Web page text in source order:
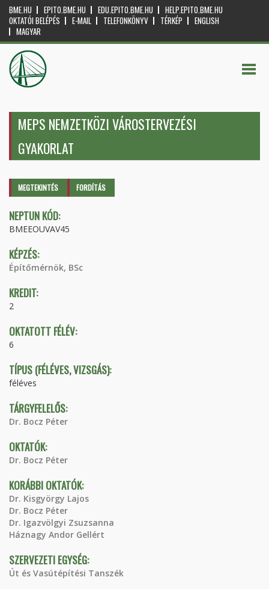
BME.HU EPITO.BME.HU EDU.EPITO.BME.HU
HELP.EPITO.BME.HU
OKTATÓI BELÉPÉS
E-MAIL TELEFONKÖNYV TÉRKÉP
ENGLISH
MAGYAR
MEPS NEMZETKÖZI VÁROSTERVEZÉSI
GYAKORLAT
Elsődleges fülek
MEGTEKINTÉS (AKTÍVFORDÍTÁS
NEPTUN KÓD:
BMEEOUVAV45
KÉPZÉS:
Építőmérnök, BSc
KREDIT:
2
OKTATOTT FÉLÉV:
6
TÍPUS (FÉLÉVES, VIZSGÁS):
féléves
TÁRGYFELELŐS:
Dr. Bocz Péter
OKTATÓK:
Dr. Bocz Péter
KORÁBBI OKTATÓK:
Dr. Kisgyörgy Lajos
Dr. Bocz Péter
Dr. Igazvölgyi Zsuzsanna
Háznagy Andor Gellért
SZERVEZETI EGYSÉG:
Út és Vasútépítési Tanszék